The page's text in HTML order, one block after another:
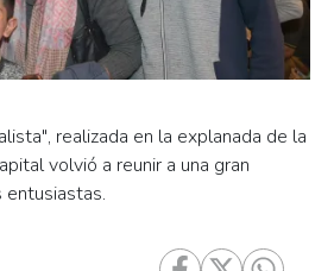
realizada en la explanada de la
volvió a reunir a una gran
entusiastas.